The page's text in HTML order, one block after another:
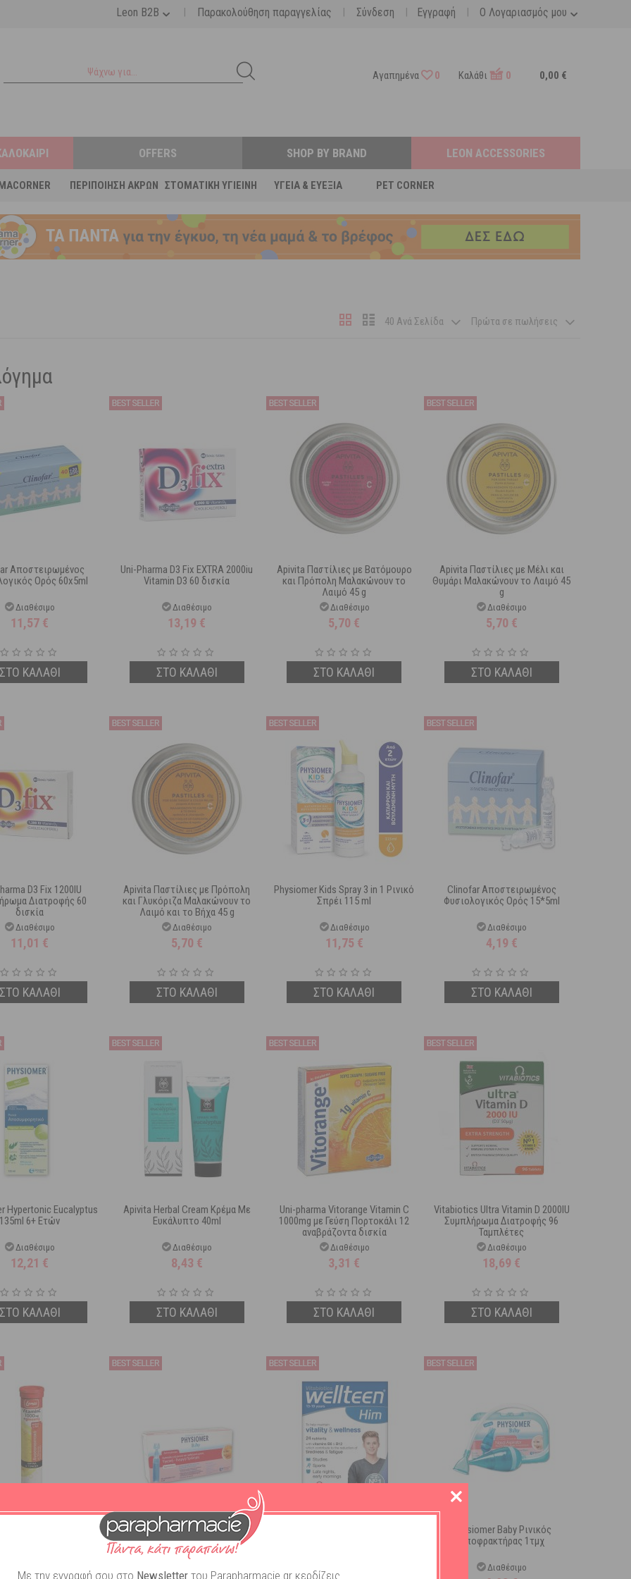
Ο Λογαριασμός μου
Leon B2B | Παρακολούθηση παραγγελίας | Σύνδεση | Εγγραφή |
Αγαπημένα 0 Καλάθι 0 0,00 €
ΠΕΡΙΠΟΊΗΣΗ ΆΚΡΩΝ ΣΤΟΜΑΤΙΚΉ ΥΓΙΕΙΝΉ ΥΓΕΊΑ & ΕΥΕΞΊΑ PET CORNER
OFFERS SHOP BY BRAND LEON ACCESSORIES
Πρώτα σε πωλήσεις
40 Ανά Σελίδα
Αποστειρωμένος
Ορός 60x5ml
Διαθέσιμο
11,57 €
ΣΤΟ ΚΑΛΑΘΙ
Uni-Pharma D3 Fix EXTRA 2000iu
Vitamin D3 60 δισκία
Διαθέσιμο
13,19 €
ΣΤΟ ΚΑΛΑΘΙ
Apivita Παστίλιες με Βατόμουρο
και Πρόπολη Μαλακώνουν το
Λαιμό 45 g
Διαθέσιμο
5,70 €
ΣΤΟ ΚΑΛΑΘΙ
Apivita Παστίλιες με Μέλι και
Θυμάρι Μαλακώνουν το Λαιμό 45
g
Διαθέσιμο
5,70 €
ΣΤΟ ΚΑΛΑΘΙ
D3 Fix 1200IU
Διατροφής 60
δισκία
Διαθέσιμο
11,01 €
ΣΤΟ ΚΑΛΑΘΙ
Apivita Παστίλιες με Πρόπολη
και Γλυκόριζα Μαλακώνουν το
Λαιμό και το Βήχα 45 g
Διαθέσιμο
5,70 €
ΣΤΟ ΚΑΛΑΘΙ
Physiomer Kids Spray 3 in 1 Ρινικό
Σπρέι 115 ml
Διαθέσιμο
11,75 €
ΣΤΟ ΚΑΛΑΘΙ
Clinofar Αποστειρωμένος
Φυσιολογικός Ορός 15*5ml
Διαθέσιμο
4,19 €
ΣΤΟ ΚΑΛΑΘΙ
Hypertonic Eucalyptus
135ml 6+ Ετών
Διαθέσιμο
12,21 €
ΣΤΟ ΚΑΛΑΘΙ
Apivita Herbal Cream Κρέμα Με
Ευκάλυπτο 40ml
Διαθέσιμο
8,43 €
ΣΤΟ ΚΑΛΑΘΙ
Uni-pharma Vitorange Vitamin C
1000mg με Γεύση Πορτοκάλι 12
αναβράζοντα δισκία
Διαθέσιμο
3,31 €
ΣΤΟ ΚΑΛΑΘΙ
Vitabiotics Ultra Vitamin D 2000IU
Συμπλήρωμα Διατροφής 96
Ταμπλέτες
Διαθέσιμο
18,69 €
ΣΤΟ ΚΑΛΑΘΙ
Physiomer Unidoses 30Amp x 5ml
Physiomer Baby Ρινικός
Αποφρακτήρας 1τμχ
Διαθέσιμο
Με την εγγραφή σου στο Newsletter του Parapharmacie.gr κερδίζεις